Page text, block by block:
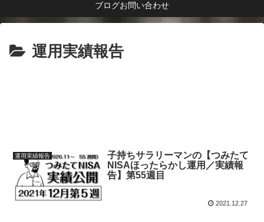
ブログお問い合わせ
運用実績報告
運用実績報告
子持ちサラリーマンの【つみたて
NISAほったらかし運用／実績報
告】第55週目
2021.12.27